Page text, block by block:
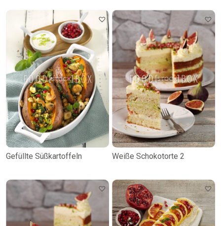
Gefüllte Süßkartoffeln Weiße Schokotorte 2